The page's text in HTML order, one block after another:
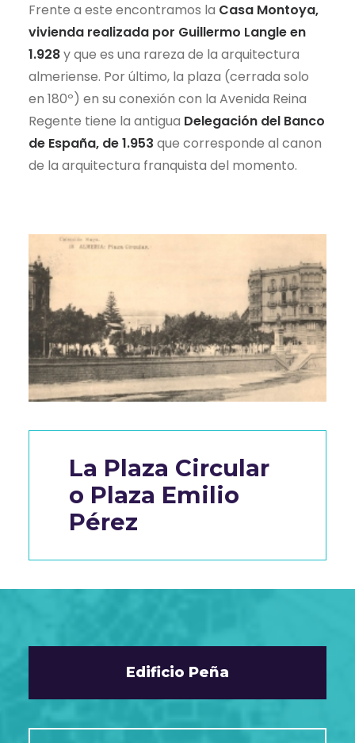
Frente a este encontramos la Casa Montoya,
vivienda realizada por Guillermo Langle en
1.928y que es una rareza de la arquitectura
almeriense. Por último, la plaza (cerrada solo
en 180º) en su conexión con la Avenida Reina
Regente tiene la antigua Delegación del Banco
de España, de 1.953 que corresponde al canon
de la arquitectura franquista del momento.
La Plaza Circular
o Plaza Emilio
Pérez
Edificio Peña